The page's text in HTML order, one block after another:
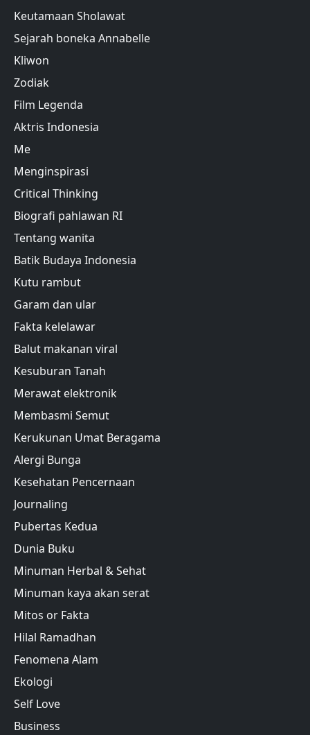
Keutamaan Sholawat
Sejarah boneka Annabelle
Kliwon
Zodiak
Film Legenda
Aktris Indonesia
Me
Menginspirasi
Critical Thinking
Biografi pahlawan RI
Tentang wanita
Batik Budaya Indonesia
Kutu rambut
Garam dan ular
Fakta kelelawar
Balut makanan viral
Kesuburan Tanah
Merawat elektronik
Membasmi Semut
Kerukunan Umat Beragama
Alergi Bunga
Kesehatan Pencernaan
Journaling
Pubertas Kedua
Dunia Buku
Minuman Herbal & Sehat
Minuman kaya akan serat
Mitos or Fakta
Hilal Ramadhan
Fenomena Alam
Ekologi
Self Love
Business